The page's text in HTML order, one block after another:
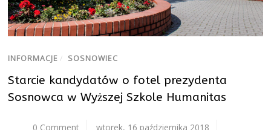
INFORMACJE / SOSNOWIEC
Starcie kandydatów o fotel prezydenta
Sosnowca w Wyższej Szkole Humanitas
0 Comment wtorek, 16 października 2018